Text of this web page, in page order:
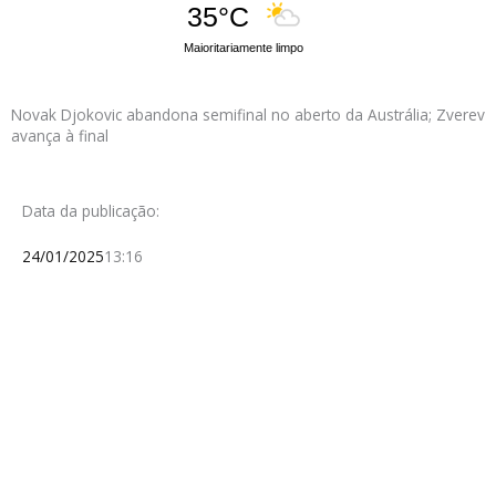
35°C
Maioritariamente limpo
Novak Djokovic abandona semifinal no aberto da Austrália; Zverev
avança à final
Data da publicação:
24/01/202513:16